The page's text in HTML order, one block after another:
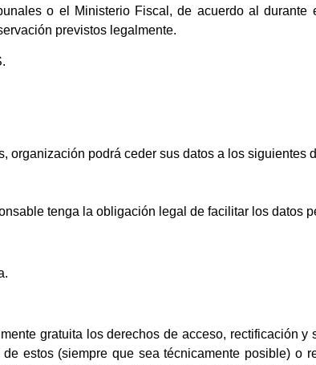
o el Ministerio Fiscal, de acuerdo al
previstos legalmente.
organización podrá ceder sus datos a los siguientes
tenga la obligación legal de facilitar los datos
gratuita los derechos de acceso, rectificación
estos (siempre que sea técnicamente posible) o